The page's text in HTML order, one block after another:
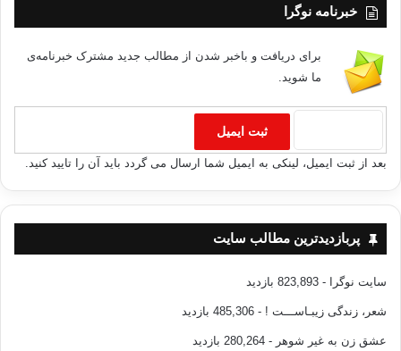
خبرنامه نوگرا
برای دریافت و باخبر شدن از مطالب جدید مشترک خبرنامه‌ی
ما شوید.
بعد از ثبت ایمیل، لینکی به ایمیل شما ارسال می گردد باید آن را تایید کنید.
پربازدیدترین مطالب سایت
سایت نوگرا - 823,893 بازدید
شعر، زندگی زیبـاســـت ! - 485,306 بازدید
عشق زن به غیر شوهر - 280,264 بازدید